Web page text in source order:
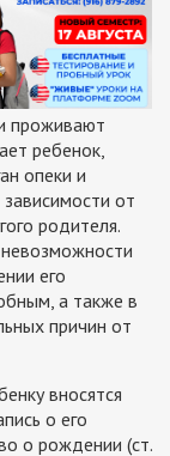
проживают
ребенок,
опеки и
от
родителя.
его
а также в
причин от
вносятся
о его
о рождении (ст.